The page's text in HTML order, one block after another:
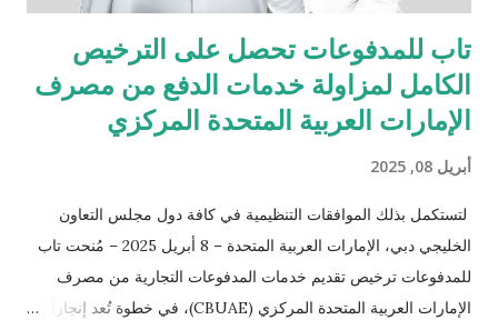
تاب للمدفوعات تحصل على الترخيص
الكامل لمزاولة خدمات الدفع من مصرف
الإمارات العربية المتحدة المركزي
أبريل 08, 2025
لتستكمل بذلك الموافقات التنظيمية في كافة دول مجلس التعاون
الخليجي دبي، الإمارات العربية المتحدة – 8 أبريل 2025 – مُنحت تاب
للمدفوعات ترخيص تقديم خدمات المدفوعات التجارية من مصرف
الإمارات العربية المتحدة المركزي (CBUAE)، في خطوة تُعد إنجازاً